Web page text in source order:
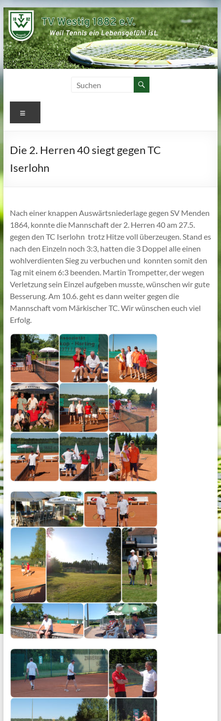
Zum
Inhalt
springen
Die 2. Herren 40 siegt gegen TC
Iserlohn
Nach einer knappen Auswärtsniederlage gegen SV Menden
1864, konnte die Mannschaft der 2. Herren 40 am 27.5.
gegen den TC Iserlohn trotz Hitze voll überzeugen. Stand es
nach den Einzeln noch 3:3, hatten die 3 Doppel alle einen
wohlverdienten Sieg zu verbuchen und konnten somit den
Tag mit einem 6:3 beenden. Martin Trompetter, der wegen
Verletzung sein Einzel aufgeben musste, wünschen wir gute
Besserung. Am 10.6. geht es dann weiter gegen die
Mannschaft vom Märkischer TC. Wir wünschen euch viel
Erfolg.